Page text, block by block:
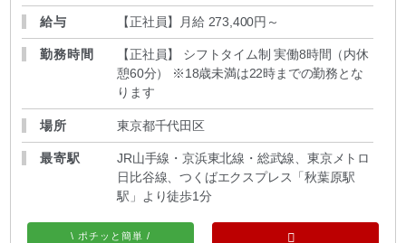
給与 【正社員】月給 273,400円～
勤務時間
【正社員】 シフトタイム制 実働8時間（内休
憩60分） ※18歳未満は22時までの勤務とな
ります
場所 東京都千代田区
最寄駅
JR山手線・京浜東北線・総武線、東京メトロ
日比谷線、つくばエクスプレス「秋葉原駅
駅」より徒歩1分
\ ポチッと簡単 /